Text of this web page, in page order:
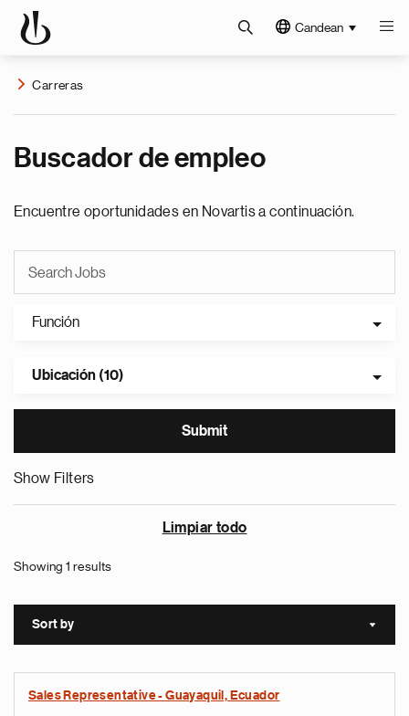
Candean
Carreras
Buscador de empleo
Encuentre oportunidades en Novartis a continuación.
Función
Ubicación (10)
Show Filters
Limpiar todo
Showing 1 results
Sort by Sort
Sales Representative - Guayaquil, Ecuador